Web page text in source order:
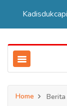
Home Berita